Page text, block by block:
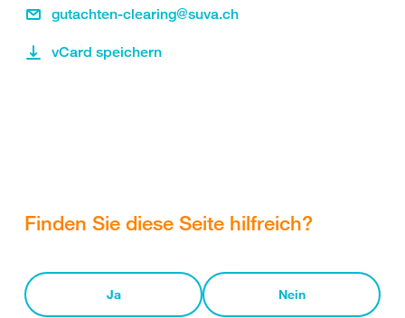
gutachten-clearing@suva.ch
vCard speichern
Finden Sie diese Seite hilfreich?
Ja Nein